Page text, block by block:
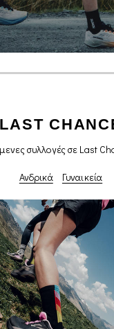
LAST
συλλογές σε Last
Ανδρικά Γυναικεία